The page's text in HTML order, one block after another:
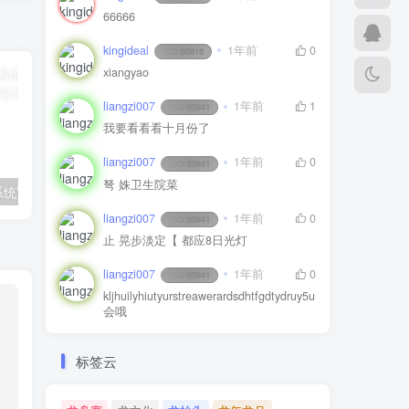
火鸟地方门户系统V8.1小程序+前端+APP 最新浪子授权系统源码
66666
kingideal 65816 1年前
0
xiangyao
liangzi007 65841 1年前
1
我要看看看十月份了
liangzi007 65841 1年前
0
弩 姝卫生院菜
liangzi007 65841 1年前
0
止 晃步淡定【 都应8日光灯
liangzi007 65841 1年前
0
kljhuilyhiutyurstreawerardsdhtfgdtydruy5u
会哦
标签云